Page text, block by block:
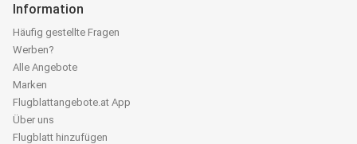
Information
Häufig gestellte Fragen
Werben?
Alle Angebote
Marken
Flugblattangebote.at App
Über uns
Flugblatt hinzufügen